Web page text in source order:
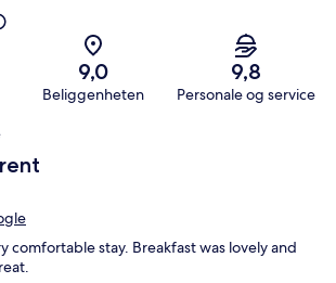
9,0
Beliggenheten
9,8
Personale og service
comfortable stay. Breakfast was lovely and